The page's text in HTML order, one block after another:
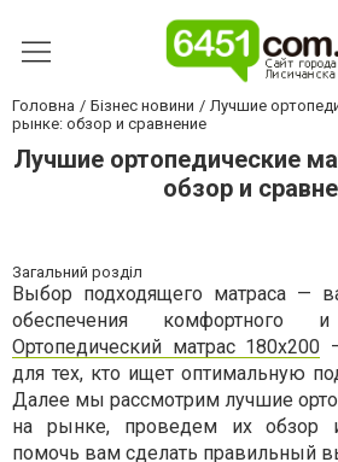
Головна Бізнес новини
Лучшие
рынке: обзор и сравнение
Лучшие ортопедические
обзор и
Загальний розділ
Выбор подходящего матраса —
обеспечения комфортного
Ортопедический матрас 180х200
для тех, кто ищет оптимальную
Далее мы рассмотрим лучшие
на рынке, проведем их обзор
помочь вам сделать правильный